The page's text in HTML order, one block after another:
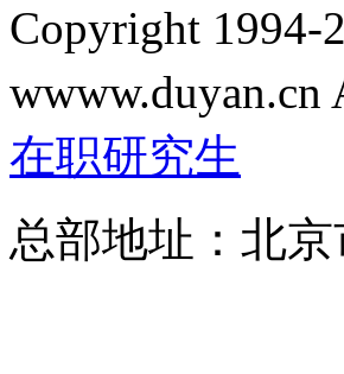
Copyright
wwww.duyan.cn
在职研究生
总部地址：北